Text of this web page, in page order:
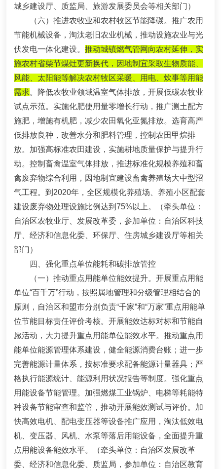
城乡建设厅、质监局、旅游发展委员会等相关部门）
（六）推进农牧业和农村牧区节能降碳。推广农用
节能机械设备，淘汰老旧农业机械，推动设施农业与光
伏发电一体化建设。推动城镇燃气管网向农村延伸，实
施农村省柴节煤灶更新换代，因地制宜采取生物质能、
风能、太阳能等解决农村牧区采暖、用电、炊事等用能
需求。降低农牧业领域温室气体排放，开展低碳农牧业
试点示范。实施化肥使用量零增长行动，推广测土配方
施肥，增施有机肥，减少农田氧化亚氮排放。选育高产
低排放良种，改善水分和肥料管理，控制农田甲烷排
放。加强高标准农田建设，实施耕地质量保护与提升行
动。控制畜禽温室气体排放，推进标准化规模养殖和畜
禽废弃物综合利用，因地制宜建设畜禽养殖场大中型沼
气工程。到 2020年，全区规模化养殖场、养殖小区配套
建设废弃物处理设施比例达到75%以上。
（牵头单位：
自治区农牧业厅、发展改革委，参加单位：自治区科技
厅、经济和信息化委、环保厅、住房城乡建设厅等相关
部门）
四、强化重点单位能耗和碳排放管控
（一）推动重点用能单位能效提升。开展重点用能
单位“百千万”行动，按照属地管理和分级管理相结合的
原则，自治区和盟市分别负责“千家”和“万家”重点用能单
位节能目标责任评价考核。开展能效达标对标和节能自
愿活动，大力提升重点用能单位能效水平。推动重点用
能单位能源管理体系建设，健全能源消费台账；进一步
完善能源计量体系，按标准要求配备能源计量器具；严
格执行能源统计、能源利用状况报告等制度。强化重点
用能设备节能管理。加强燃煤工业锅炉、电梯等耗能特
种设备节能审查和监管，推动开展能效测试与评价。加
快高效电机、配电变压器等设备推广应用，淘汰低效电
机、变压器、风机、水泵等落后用能设备，全面提升重
点用能设备能效水平。
（牵头单位：自治区发展改革
委、经济和信息化委、质监局，参加单位：自治区教育